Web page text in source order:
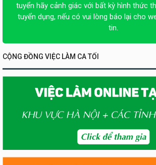
tuyển hãy cảnh giác với bất kỳ hình thức
tuyển dụng, nếu có vui lòng báo lại cho
tin.
CỘNG ĐỒNG VIỆC LÀM CA TỐI